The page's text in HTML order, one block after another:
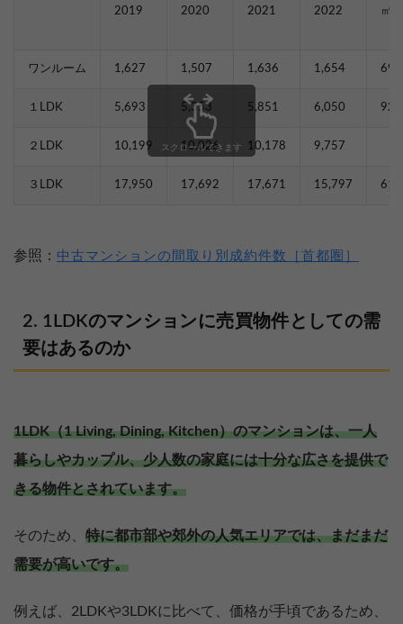
2019 2020 2021 2022 ㎡
ワンルーム 1,627 1,507 1,636 1,654
１LDK 5,693 5,353 5,851 6,050
２LDK 10,199 10,026 10,178 9,757
３LDK 17,950 17,692 17,671 15,797
スクロールできます
参照： 中古マンションの間取り別成約件数［首都圏］
1LDKのマンションに売買物件としての需
要はあるのか
1LDK（1 Living, Dining, Kitchen）のマンションは、一人
暮らしやカップル、少人数の家庭には十分な広さを提供で
きる物件とされています。
そのため、 特に都市部や郊外の人気エリアでは、まだまだ
需要が高いです。
例えば、2LDKや3LDKに比べて、価格が手頃であるため、